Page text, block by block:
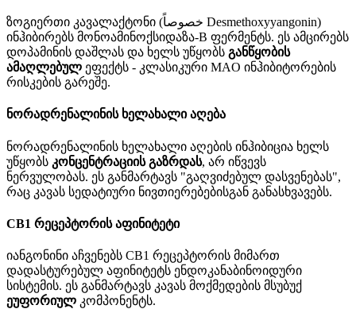
ზოგიერთი კავალაქტონი (خصوصاً Desmethoxyyangonin)
ინჰიბირებს მონოამინოქსიდაზა-B ფერმენტს. ეს ამცირებს
დოპამინის დაშლას და ხელს უწყობს განწყობის
ამაღლებულ ეფექტს - კლასიკური MAO ინჰიბიტორების
რისკების გარეშე.
ნორადრენალინის ხელახალი აღება
ნორადრენალინის ხელახალი აღების ინჰიბიცია ხელს
უწყობს კონცენტრაციის გაზრდას, არ იწვევს
ნერვულობას. ეს განმარტავს "გაღვიძებულ დასვენებას",
რაც კავას სედატიური ნივთიერებებისგან განასხვავებს.
CB1 რეცეპტორის აფინიტეტი
იანგონინი აჩვენებს CB1 რეცეპტორის მიმართ
დადასტურებულ აფინიტეტს ენდოკანაბინოიდური
სისტემის. ეს განმარტავს კავას მოქმედების მსუბუქ
ეუფორიულ კომპონენტს.